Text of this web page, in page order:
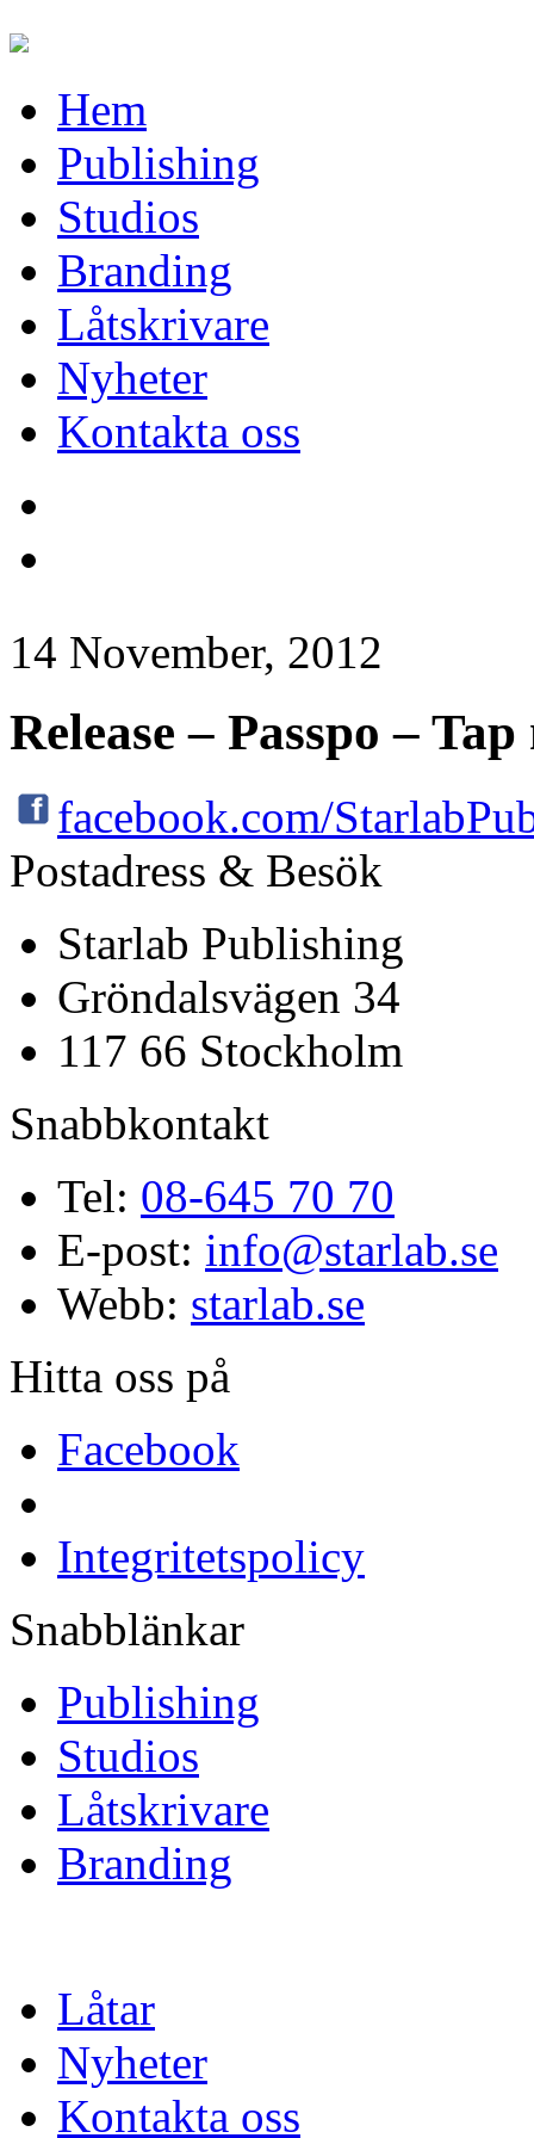
Hem
Publishing
Studios
Branding
Låtskrivare
Nyheter
Kontakta oss
14 November, 2012
Release – Passpo –
facebook.com/
Postadress & Besök
Starlab Publishing
Gröndalsvägen 34
117 66 Stockholm
Snabbkontakt
Tel: 08-645 70 70
E-post: info@starlab.se
Webb: starlab.se
Hitta oss på
Facebook
Integritetspolicy
Snabblänkar
Publishing
Studios
Låtskrivare
Branding
Låtar
Nyheter
Kontakta oss